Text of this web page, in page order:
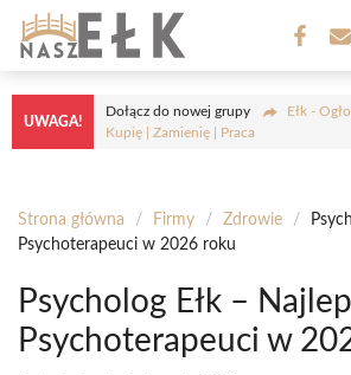
Przejdź
treści
UWAGA!
Dołącz do nowej grupy
Ełk -
Kupię | Zamienię | Praca
Strona główna / Firmy / Zdrowie /
Psychoterapeuci w 2026 roku
Psycholog Ełk –
Psychoterapeuci w